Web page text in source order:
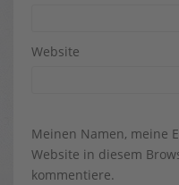
Website
Meinen Namen, meine
Website in diesem
kommentiere.